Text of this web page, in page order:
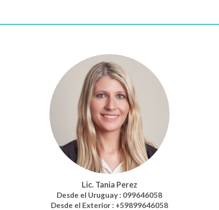
Lic. Tania Perez
Desde el Uruguay : 099646058
Desde el Exterior : +59899646058